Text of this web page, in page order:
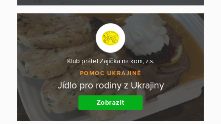
Klub přátel Zajíčka na koni, z.s.
POMOC UKRAJINĚ
Jídlo pro rodiny z Ukrajiny
Zobrazit